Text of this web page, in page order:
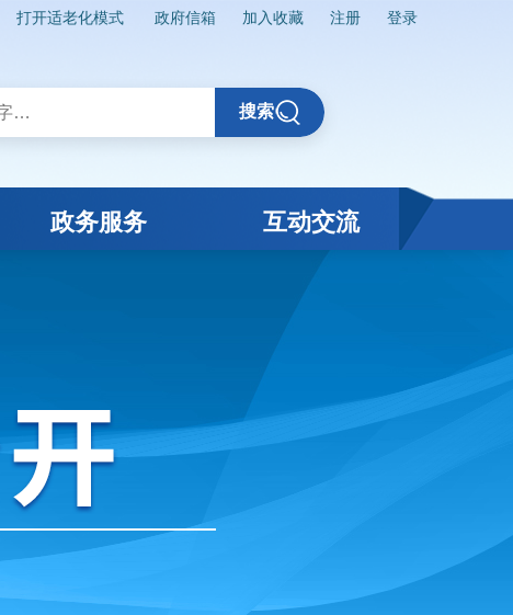
打开适老化模式 政府信箱 加入收藏 注册 登录
搜索
政务服务 互动交流